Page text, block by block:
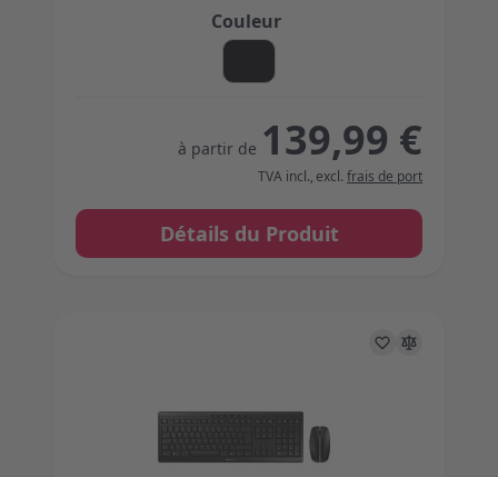
Couleur
à partir de 139,99 €
TVA incl., excl. frais de port
Détails du Produit